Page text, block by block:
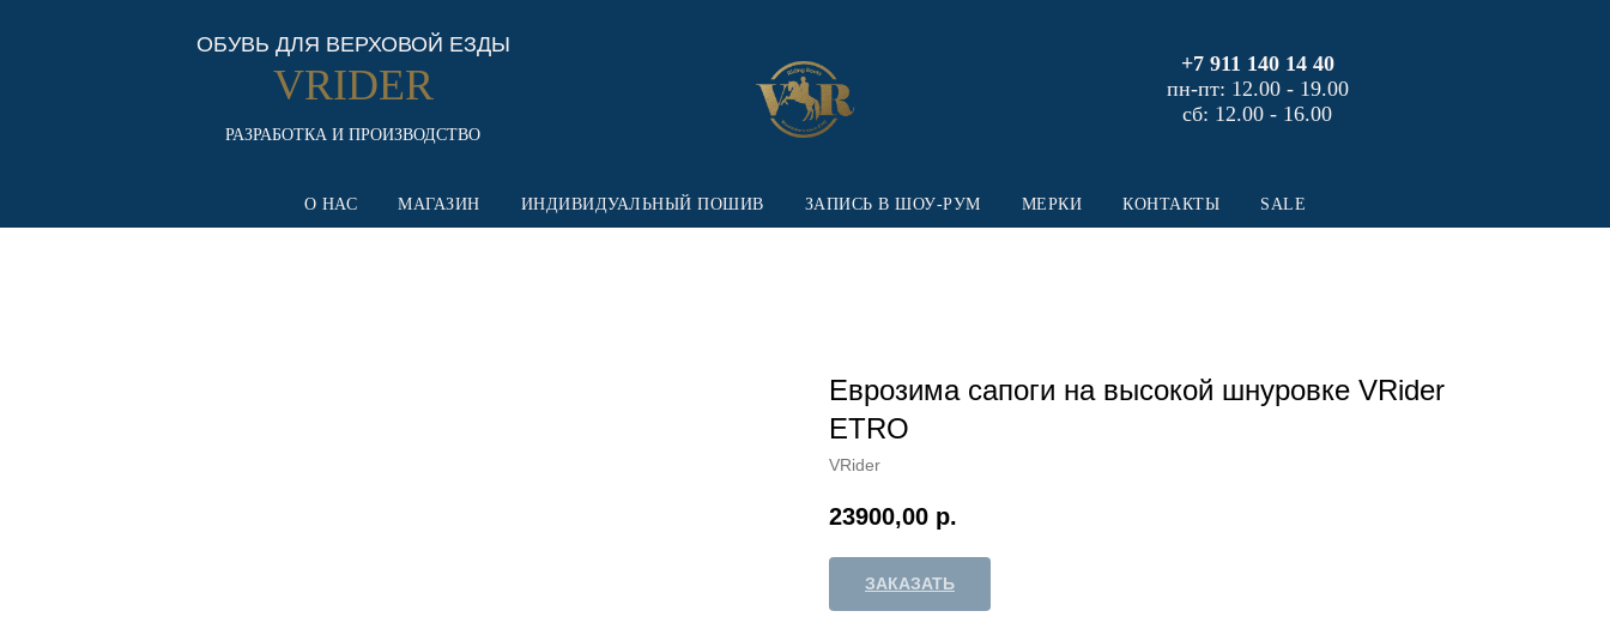
ОБУВЬ ДЛЯ ВЕРХОВОЙ ЕЗДЫ
VRIDER
РАЗРАБОТКА И ПРОИЗВОДСТВО
+7 911 140 14 40
пн-пт: 12.00 - 19.00
сб: 12.00 - 16.00
О НАС МАГАЗИН ИНДИВИДУАЛЬНЫЙ ПОШИВ ЗАПИСЬ В ШОУ-РУМ МЕРКИ КОНТАКТЫ SALE
Еврозима сапоги на высокой шнуровке VRider
ETRO
VRider
23900,00 р.
ЗАКАЗАТЬ